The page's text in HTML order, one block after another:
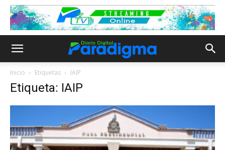
Inicio Etiquetas IAIP
Etiqueta: IAIP